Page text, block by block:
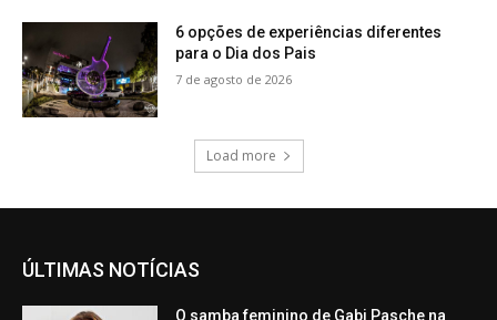
6 opções de experiências diferentes
para o Dia dos Pais
7 de agosto de 2026
Load more
ÚLTIMAS NOTÍCIAS
O samba feminino de Gabi Pasche na